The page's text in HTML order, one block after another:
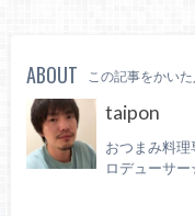
ABOUT この記事をかいた
taipon
おつまみ料
ロデューサ